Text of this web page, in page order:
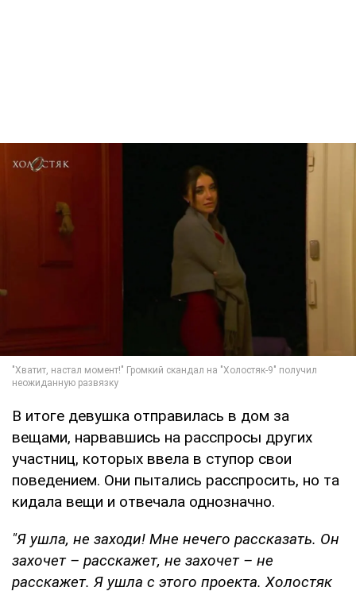
В итоге девушка отправилась в дом за
вещами, нарвавшись на расспросы других
участниц, которых ввела в ступор свои
поведением. Они пытались расспросить, но та
кидала вещи и отвечала однозначно.
"Я ушла, не заходи! Мне нечего рассказать. Он
захочет – расскажет, не захочет – не
расскажет. Я ушла с этого проекта. Холостяк